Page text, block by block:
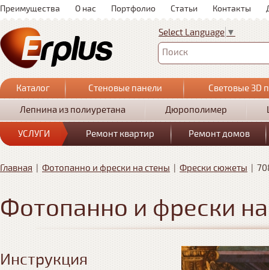
Преимущества О нас Портфолио Статьи Контакты
Select Language ▼
Поиск
Каталог Стеновые панели
Световые 3D
Лепнина из полиуретана
Дюрополимер
УСЛУГИ Ремонт квартир Ремонт домов
Главная | Фотопанно и фрески на стены | Фрески сюжеты |
Фотопанно и фрески
Инструкция